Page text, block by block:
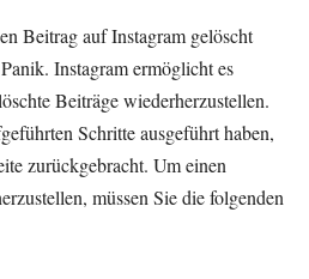
Beitrag auf Instagram gelöscht
Instagram ermöglicht es
Beiträge wiederherzustellen.
Schritte ausgeführt haben,
zurückgebracht. Um einen
müssen Sie die folgenden